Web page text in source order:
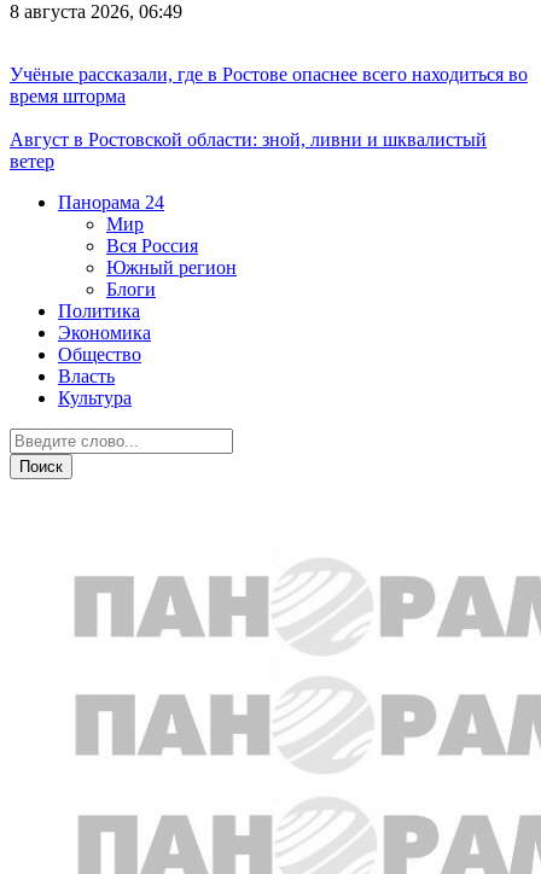
8 августа 2026, 06:49
Учёные рассказали, где в Ростове опаснее всего находиться во
время шторма
Август в Ростовской области: зной, ливни и шквалистый
ветер
Панорама 24
Мир
Вся Россия
Южный регион
Блоги
Политика
Экономика
Общество
Власть
Культура